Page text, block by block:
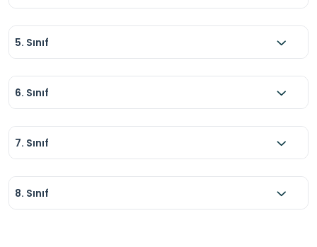
5. Sınıf
6. Sınıf
7. Sınıf
8. Sınıf